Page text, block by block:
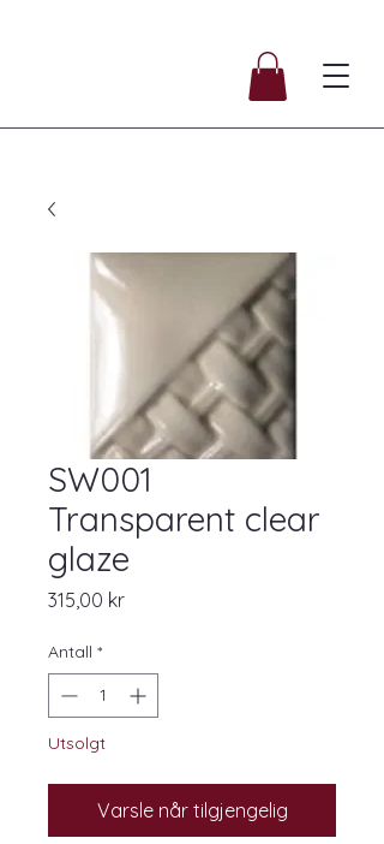
SW001
Transparent clear
glaze
315,00 krPris
Antall *
Utsolgt
Varsle når tilgjengelig